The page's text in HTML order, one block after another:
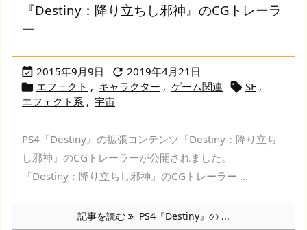
『Destiny：降り立ちし邪神』のCGトレーラ
ー
 2015年9月9日  2019年4月21日
 エフェクト , キャラクター , ゲーム関連  SF ,
エフェクト系 , 宇宙
PS4『Destiny』の拡張コンテンツ『Destiny：降り立ち
し邪神』のCGトレーラーが公開されました。
『Destiny：降り立ちし邪神』のCGトレーラー ...
記事を読む PS4『Destiny』の ...